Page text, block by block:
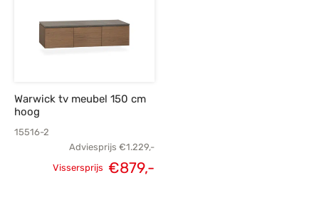
Warwick tv meubel 150 cm
hoog
15516-2
Adviesprijs €1.229,-
Oorspronkelijke
Vissersprijs €879,-Huidige